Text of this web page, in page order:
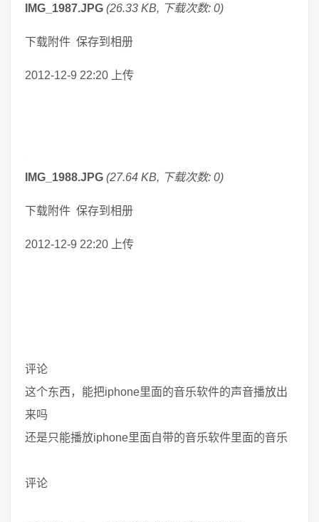
IMG_1987.JPG (26.33 KB, 下载次数: 0)
下载附件 保存到相册
2012-12-9 22:20 上传
IMG_1988.JPG (27.64 KB, 下载次数: 0)
下载附件 保存到相册
2012-12-9 22:20 上传
评论
这个东西，能把iphone里面的音乐软件的声音播放出
来吗
还是只能播放iphone里面自带的音乐软件里面的音乐
评论